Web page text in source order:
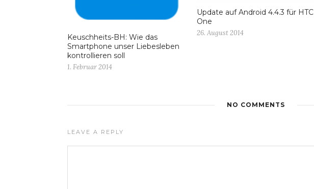
Keuschheits-BH: Wie das
Smartphone unser Liebesleben
kontrollieren soll
1. Februar 2014
Update auf Android 4.4.3 für HTC
One
26. August 2014
NO COMMENTS
LEAVE A REPLY